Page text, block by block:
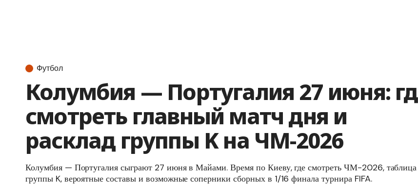
Футбол
Колумбия — Португалия 27 июня:
смотреть главный матч дня и
расклад группы K на ЧМ-2026
Колумбия — Португалия сыграют 27 июня в Майами. Время по Киеву, где смотреть ЧМ-2026, таблица
группы K, вероятные составы и возможные соперники сборных в 1/16 финала турнира FIFA.